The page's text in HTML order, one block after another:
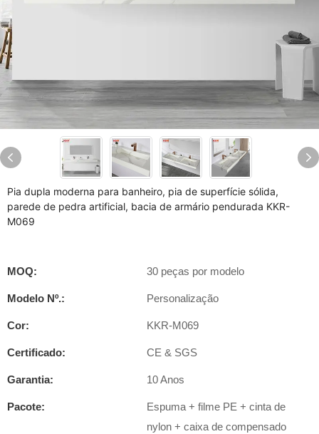
Pia dupla moderna para banheiro, pia de superfície sólida,
parede de pedra artificial, bacia de armário pendurada KKR-
M069
MOQ: 30 peças por modelo
Modelo Nº.: Personalização
Cor: KKR-M069
Certificado: CE & SGS
Garantia: 10 Anos
Pacote:
Espuma + filme PE + cinta de
nylon + caixa de compensado